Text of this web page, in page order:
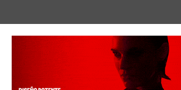
Aviso Legal - Política de Privacidad -Política de Cookies